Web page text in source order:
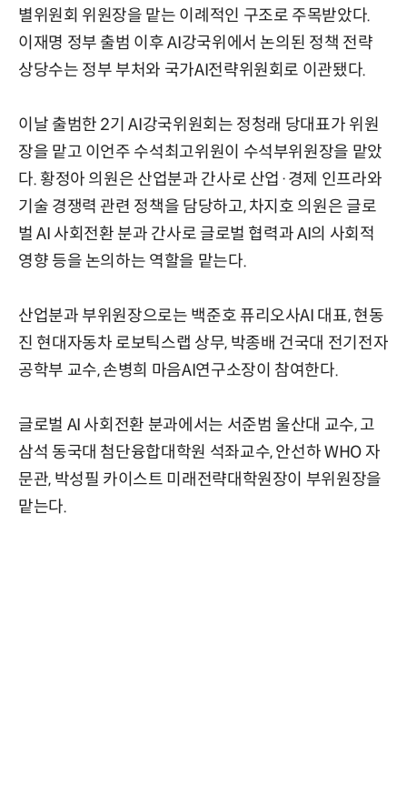
별위원회 위원장을 맡는 이례적인 구조로 주목받았다.
이재명 정부 출범 이후 AI강국위에서 논의된 정책 전략
상당수는 정부 부처와 국가AI전략위원회로 이관됐다.
이날 출범한 2기 AI강국위원회는 정청래 당대표가 위원
장을 맡고 이언주 수석최고위원이 수석부위원장을 맡았
다. 황정아 의원은 산업분과 간사로 산업·경제 인프라와
기술 경쟁력 관련 정책을 담당하고, 차지호 의원은 글로
벌 AI 사회전환 분과 간사로 글로벌 협력과 AI의 사회적
영향 등을 논의하는 역할을 맡는다.
산업분과 부위원장으로는 백준호 퓨리오사AI 대표, 현동
진 현대자동차 로보틱스랩 상무, 박종배 건국대 전기전자
공학부 교수, 손병희 마음AI연구소장이 참여한다.
글로벌 AI 사회전환 분과에서는 서준범 울산대 교수, 고
삼석 동국대 첨단융합대학원 석좌교수, 안선하 WHO 자
문관, 박성필 카이스트 미래전략대학원장이 부위원장을
맡는다.